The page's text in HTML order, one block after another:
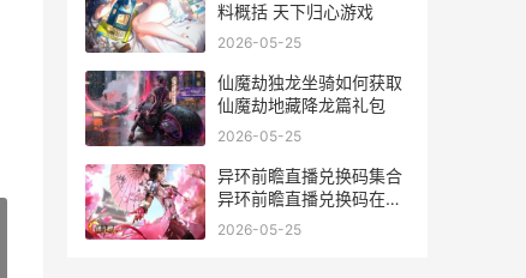
料概括 天下归心游戏
2026-05-25
仙魔劫独龙坐骑如何获取
仙魔劫地藏降龙篇礼包
2026-05-25
异环前瞻直播兑换码集合
异环前瞻直播兑换码在哪
领
2026-05-25